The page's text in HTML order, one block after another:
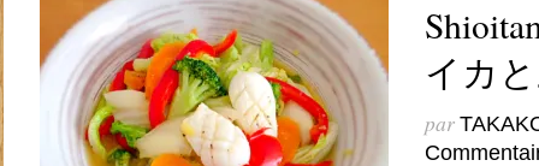
イカ
par